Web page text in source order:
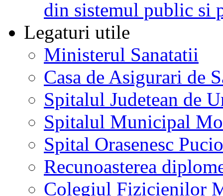
din sistemul public si
Legaturi utile
Ministerul Sanatatii
Casa de Asigurari de
Spitalul Judetean de
Spitalul Municipal
Spital Orasenesc
Recunoasterea
Colegiul Fizicienilor